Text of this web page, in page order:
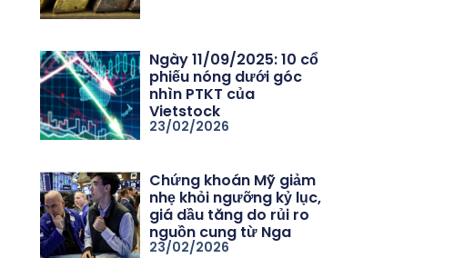
Ngày 11/09/2025: 10 cổ
phiếu nóng dưới góc
nhìn PTKT của
Vietstock
23/02/2026
Chứng khoán Mỹ giảm
nhẹ khỏi ngưỡng kỷ lục,
giá dầu tăng do rủi ro
nguồn cung từ Nga
23/02/2026